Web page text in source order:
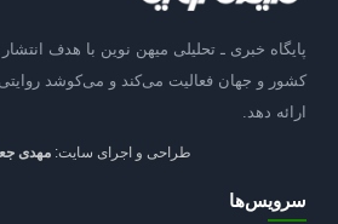
پایگاه خبری ـ تحلیلی میهن نوین با هدف
کشور و جهان فعالیت می‌کند و می‌کوشد روایتی
ارائه دهد.
طراحی و اجرای سایت: مهدی
سرویس‌ها